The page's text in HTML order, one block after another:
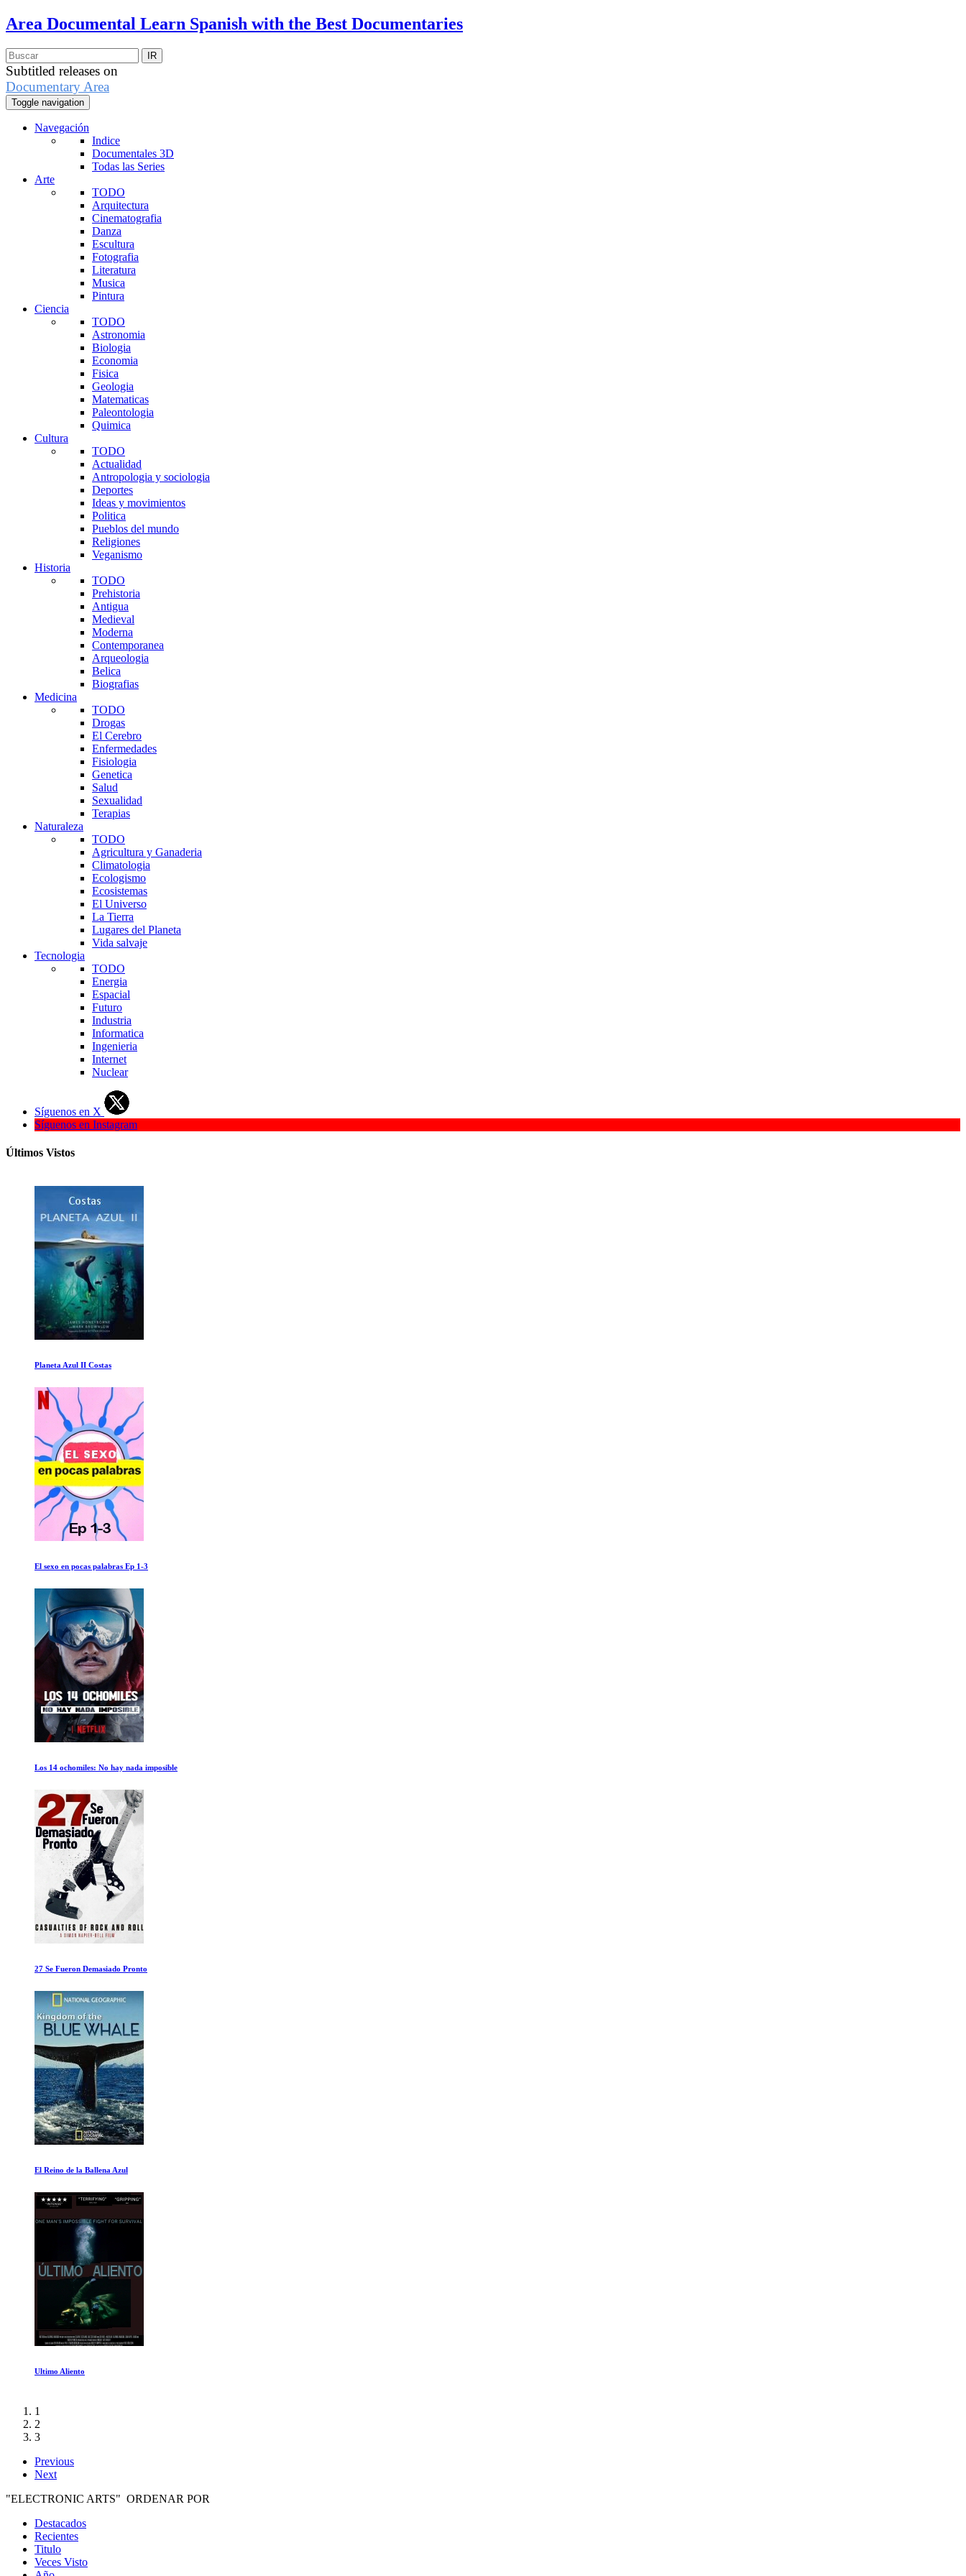
Area Documental Learn Spanish with the Best Documentaries
Subtitled releases on
Documentary Area
Toggle navigation
Navegación
Indice
Documentales 3D
Todas las Series
Arte
TODO
Arquitectura
Cinematografia
Danza
Escultura
Fotografia
Literatura
Musica
Pintura
Ciencia
TODO
Astronomia
Biologia
Economia
Fisica
Geologia
Matematicas
Paleontologia
Quimica
Cultura
TODO
Actualidad
Antropologia y sociologia
Deportes
Ideas y movimientos
Politica
Pueblos del mundo
Religiones
Veganismo
Historia
TODO
Prehistoria
Antigua
Medieval
Moderna
Contemporanea
Arqueologia
Belica
Biografias
Medicina
TODO
Drogas
El Cerebro
Enfermedades
Fisiologia
Genetica
Salud
Sexualidad
Terapias
Naturaleza
TODO
Agricultura y Ganaderia
Climatologia
Ecologismo
Ecosistemas
El Universo
La Tierra
Lugares del Planeta
Vida salvaje
Tecnologia
TODO
Energia
Espacial
Futuro
Industria
Informatica
Ingenieria
Internet
Nuclear
Síguenos en X
Síguenos en Instagram
Últimos Vistos
Alejandro Magno: Descubriendo su tumba perdida
Cielo e Infierno
Pompeya antes del desastre con Tom Hiddleston
Mundos Helados
Crude Impact
Britney vs Spears
1
2
3
Previous
Next
"ELECTRONIC ARTS" ORDENAR POR
Destacados
Recientes
Titulo
Veces Visto